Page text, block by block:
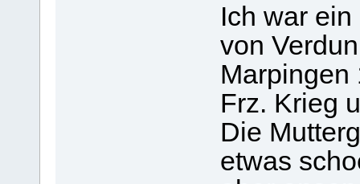
Ich war
von
Marpingen
Frz. Krieg
Die
etwas